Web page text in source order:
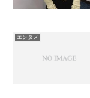
エンタメ